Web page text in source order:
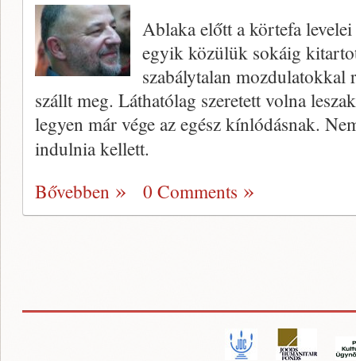
Ablaka előtt a körtefa
egyik közülük sokáig
szabálytalan
szállt meg. Láthatólag szeretett volna
legyen már vége az egész kínlódásnak.
indulnia kellett.
Bővebben
0 Comments